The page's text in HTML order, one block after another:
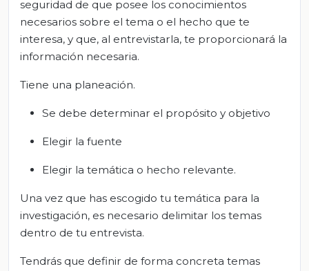
seguridad de que posee los conocimientos
necesarios sobre el tema o el hecho que te
interesa, y que, al entrevistarla, te proporcionará la
información necesaria.
Tiene una planeación.
Se debe determinar el propósito y objetivo
Elegir la fuente
Elegir la temática o hecho relevante.
Una vez que has escogido tu temática para la
investigación, es necesario delimitar los temas
dentro de tu entrevista.
Tendrás que definir de forma concreta temas